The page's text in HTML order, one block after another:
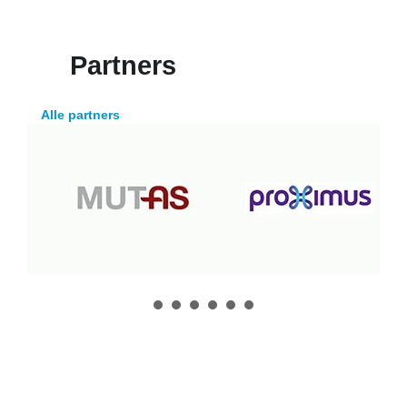
Partners
Alle partners